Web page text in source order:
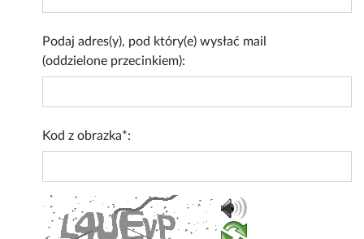
Podaj adres(y), pod który(e) wysłać mail
(oddzielone przecinkiem):
Kod z obrazka*: